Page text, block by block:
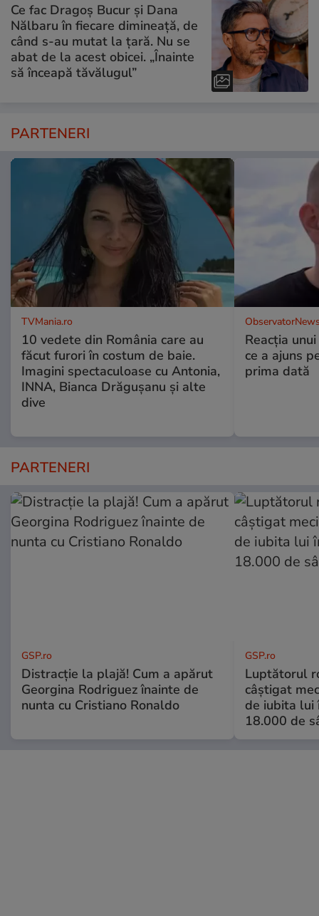
Ce fac Dragoș Bucur și Dana
Nălbaru în fiecare dimineață, de
când s-au mutat la țară. Nu se
abat de la acest obicei. „Înainte
să înceapă tăvălugul”
PARTENERI
TVMania.ro
10 vedete din România care au
făcut furori în costum de baie.
Imagini spectaculoase cu Antonia,
INNA, Bianca Drăgușanu și alte
dive
Reacția
ce a ajuns
prima dată
PARTENERI
GSP.ro
Distracție la plajă! Cum a apărut
Georgina Rodriguez înainte de
nunta cu Cristiano Ronaldo
GSP.ro
Luptătorul
câștigat
de iubita lui
18.000 de